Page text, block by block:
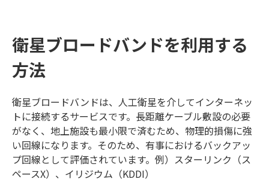
衛星ブロードバンドを利用する
方法
衛星ブロードバンドは、人工衛星を介してインターネッ
トに接続するサービスです。長距離ケーブル敷設の必要
がなく、地上施設も最小限で済むため、物理的損傷に強
い回線になります。そのため、有事におけるバックアッ
プ回線として評価されています。例）スターリンク（ス
ペースX）、イリジウム（KDDI）